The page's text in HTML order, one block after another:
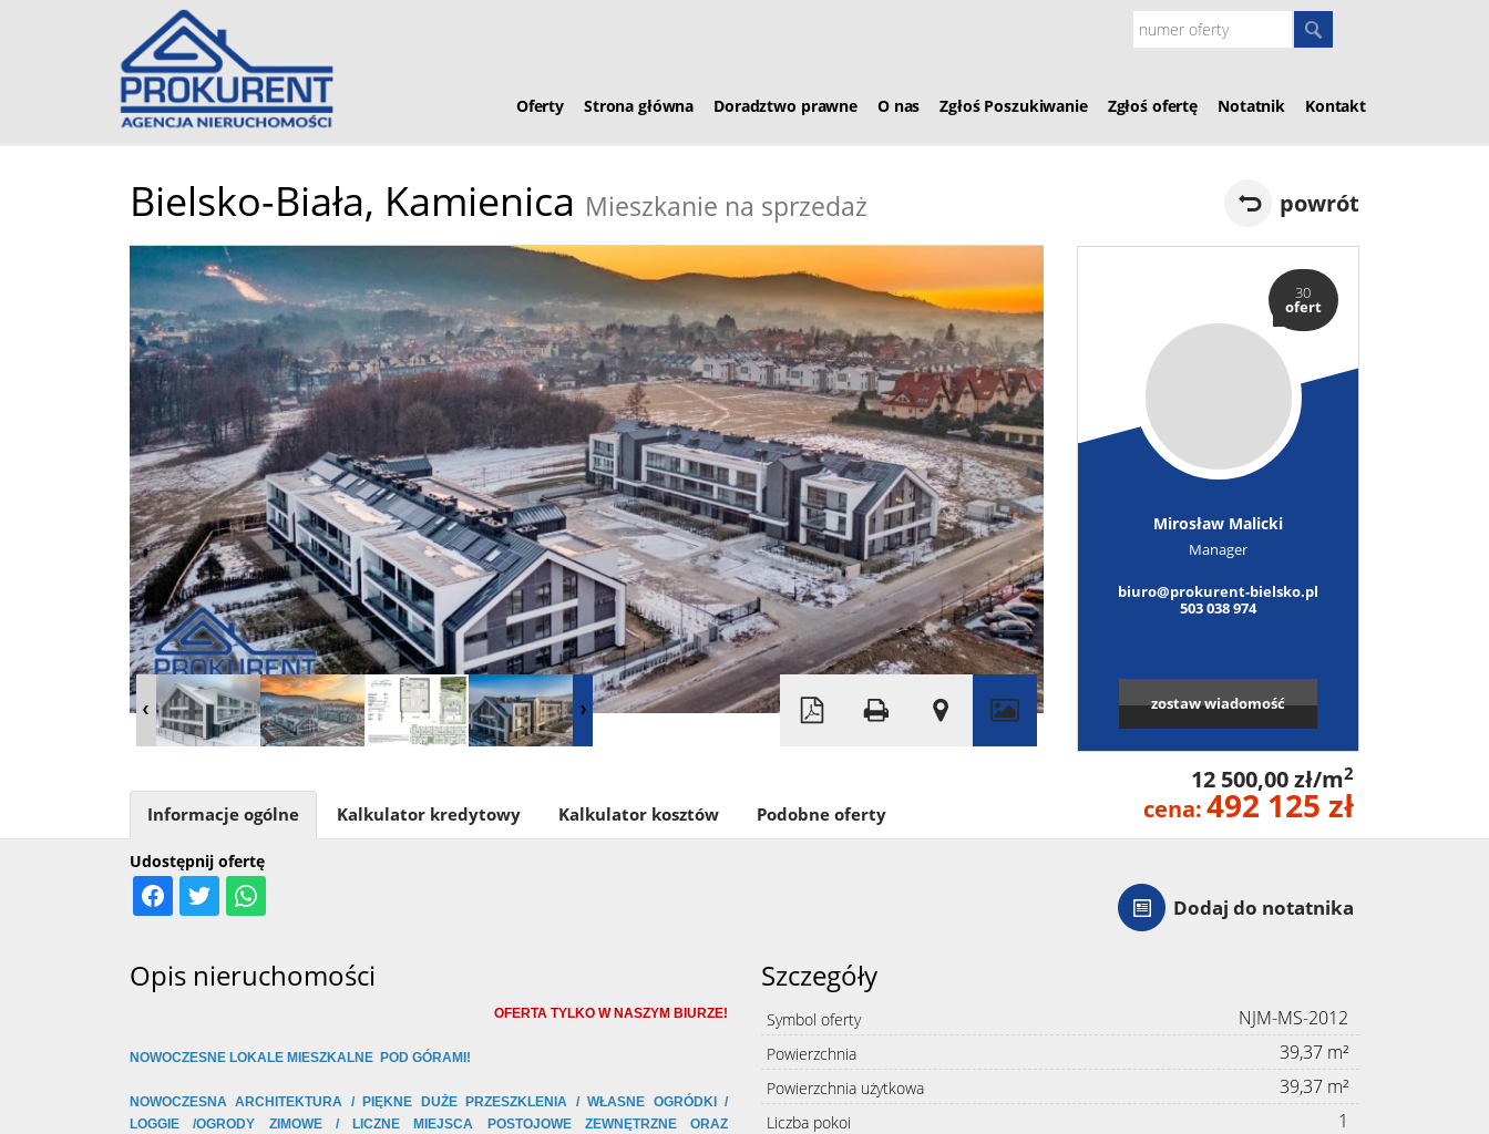
Oferty Strona główna Doradztwo prawne O nas Zgłoś Poszukiwanie Zgłoś ofertę Notatnik Kontakt
Bielsko-Biała, Kamienica Mieszkanie na sprzedaż powrót
+
−
Leaflet|© MapTiler ©OpenStreetMap contributors
30
ofert
Mirosław Malicki
Manager
biuro@prokurent-bielsko.pl
503 038 974
zostaw wiadomość
12 500,00 zł/m2
cena:492 125 zł
Dodaj do notatnika
Udostępnij ofertę
Informacje ogólne Kalkulator kredytowy Kalkulator kosztów Podobne oferty
Opis nieruchomości
OFERTA TYLKO W NASZYM BIURZE!
NOWOCZESNE LOKALE MIESZKALNE POD GÓRAMI!
NOWOCZESNA ARCHITEKTURA / PIĘKNE DUŻE PRZESZKLENIA / WŁASNE OGRÓDKI /
LOGGIE /OGRODY ZIMOWE /
LICZNE MIEJSCA POSTOJOWE ZEWNĘTRZNE ORAZ
Szczegóły
Symbol oferty NJM-MS-2012
Powierzchnia 39,37 m²
Powierzchnia użytkowa 39,37 m²
Liczba pokoi 1